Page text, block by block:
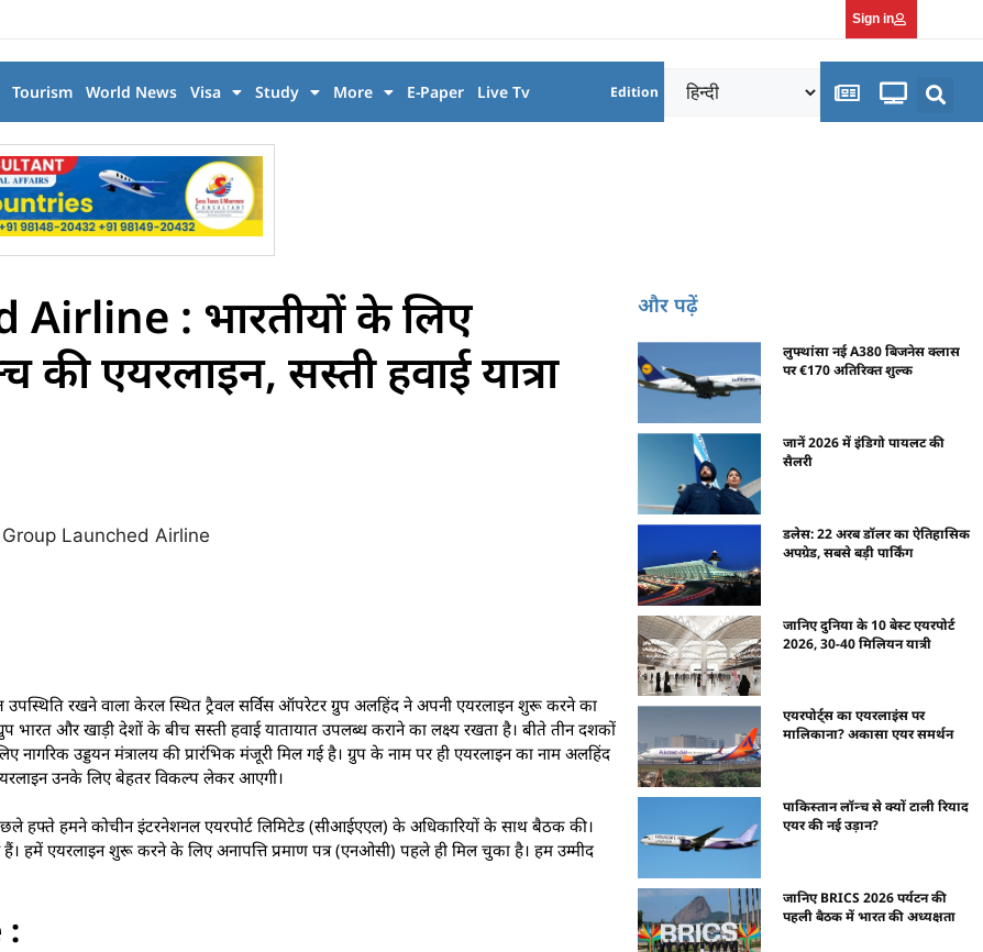
Sign in
Tourism World News Visa Study More E-Paper Live Tv Edition
: भारतीयों के लिए
एयरलाइन, सस्ती हवाई यात्रा
रखने वाला केरल स्थित ट्रैवल सर्विस ऑपरेटर ग्रुप अलहिंद ने अपनी एयरलाइन शुरू करने का
भारत और खाड़ी देशों के बीच सस्ती हवाई यातायात उपलब्ध कराने का लक्ष्य रखता है। बीते तीन दशकों
उड्डयन मंत्रालय की प्रारंभिक मंजूरी मिल गई है। ग्रुप के नाम पर ही एयरलाइन का नाम अलहिंद
उनके लिए बेहतर विकल्प लेकर आएगी।
हफ्ते हमने कोचीन इंटरनेशनल एयरपोर्ट लिमिटेड (सीआईएएल) के अधिकारियों के साथ बैठक की।
हमें एयरलाइन शुरू करने के लिए अनापत्ति प्रमाण पत्र (एनओसी) पहले ही मिल चुका है। हम उम्मीद
:
और पढ़ें
लुफ्थांसा नई A380 बिजनेस क्लास
पर €170 अतिरिक्त शुल्क
जानें 2026 में इंडिगो पायलट की
सैलरी
डलेस: 22 अरब डॉलर का ऐतिहासिक
अपग्रेड, सबसे बड़ी पार्किंग
जानिए दुनिया के 10 बेस्ट एयरपोर्ट
2026, 30-40 मिलियन यात्री
एयरपोर्ट्स का एयरलाइंस पर
मालिकाना? अकासा एयर समर्थन
पाकिस्तान लॉन्च से क्यों टाली रियाद
एयर की नई उड़ान?
जानिए BRICS 2026 पर्यटन की
पहली बैठक में भारत की अध्यक्षता